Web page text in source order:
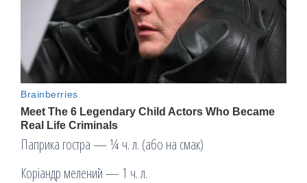
Паприка гостра — ¼ ч. л. (або на смак)
Коріандр мелений — 1 ч. л.